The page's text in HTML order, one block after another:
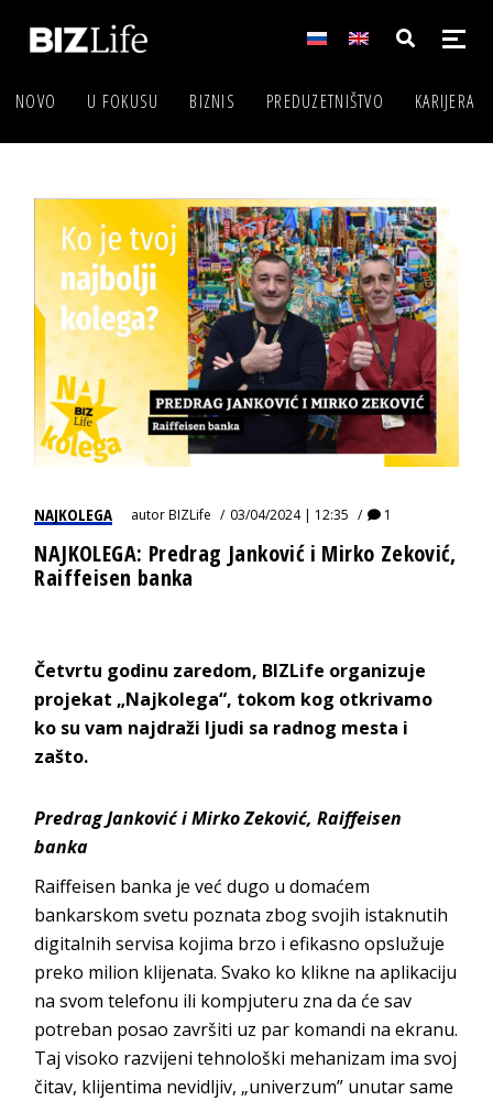
NOVO U FOKUSU BIZNIS PREDUZETNIŠTVO KARIJERA
NAJKOLEGA autorBIZLife 03/04/2024 | 12:35 1
NAJKOLEGA: Predrag Janković i Mirko Zeković,
Raiffeisen banka
Četvrtu godinu zaredom, BIZLife organizuje
projekat „Najkolega“, tokom kog otkrivamo
ko su vam najdraži ljudi sa radnog mesta i
zašto.
Predrag Janković i Mirko Zeković,Raiffeisen
banka
Raiffeisen banka je već dugo u domaćem
bankarskom svetu poznata zbog svojih istaknutih
digitalnih servisa kojima brzo i efikasno opslužuje
preko milion klijenata. Svako ko klikne na aplikaciju
na svom telefonu ili kompjuteru zna da će sav
potreban posao završiti uz par komandi na ekranu.
Taj visoko razvijeni tehnološki mehanizam ima svoj
čitav, klijentima nevidljiv, „univerzum” unutar same